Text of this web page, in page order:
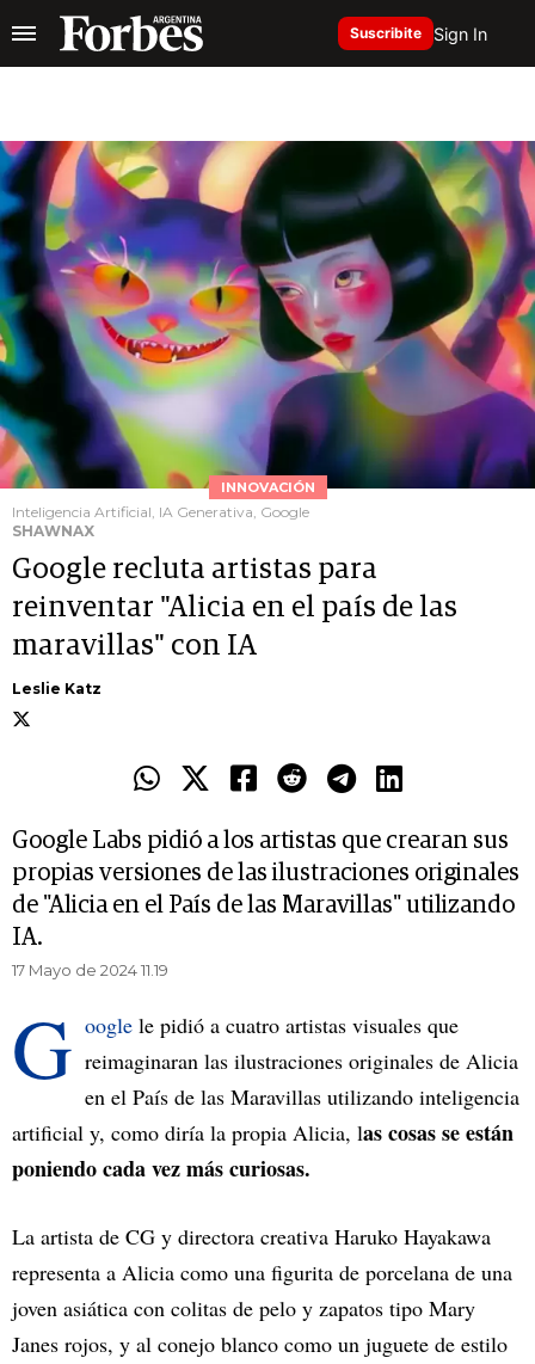
Suscribite Sign In
INNOVACIÓN
Inteligencia Artificial, IA Generativa, Google
SHAWNAX
Google recluta artistas para
reinventar "Alicia en el país de las
maravillas" con IA
Leslie Katz
Google Labs pidió a los artistas que crearan sus
propias versiones de las ilustraciones originales
de "Alicia en el País de las Maravillas" utilizando
IA.
17 Mayo de 2024 11.19
G oogle le pidió a cuatro artistas visuales que
reimaginaran las ilustraciones originales de Alicia
en el País de las Maravillas utilizando inteligencia
artificial y, como diría la propia Alicia, las cosas se están
poniendo cada vez más curiosas.
La artista de CG y directora creativa Haruko Hayakawa
representa a Alicia como una figurita de porcelana de una
joven asiática con colitas de pelo y zapatos tipo Mary
Janes rojos, y al conejo blanco como un juguete de estilo